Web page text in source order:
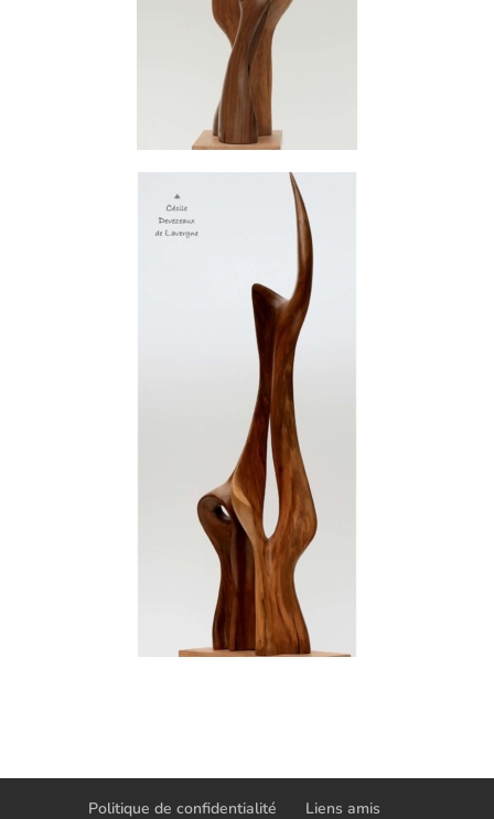
Politique de confidentialité Liens amis